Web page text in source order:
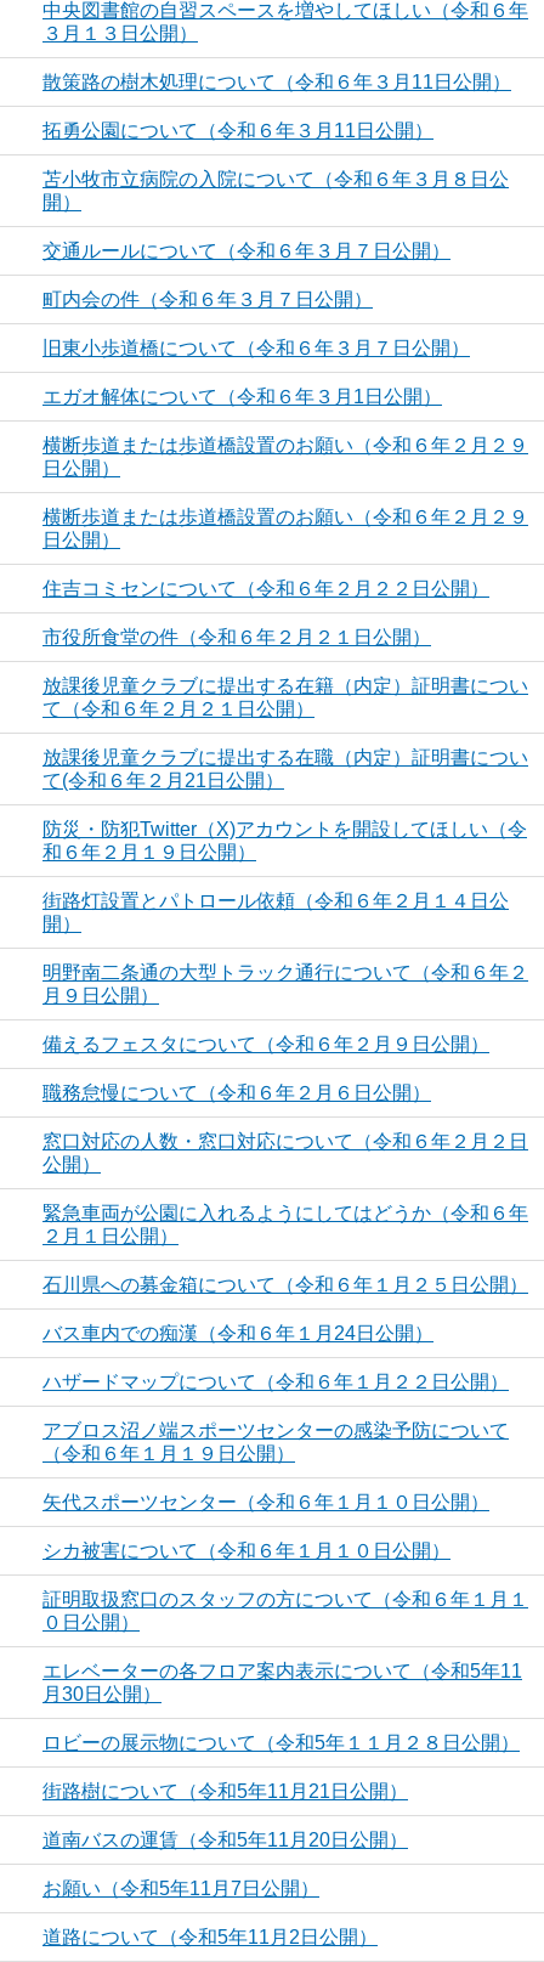
中央図書館の自習スペースを増やしてほしい（令和６年
３月１３日公開）
散策路の樹木処理について（令和６年３月11日公開）
拓勇公園について（令和６年３月11日公開）
苫小牧市立病院の入院について（令和６年３月８日公
開）
交通ルールについて（令和６年３月７日公開）
町内会の件（令和６年３月７日公開）
旧東小歩道橋について（令和６年３月７日公開）
エガオ解体について（令和６年３月1日公開）
横断歩道または歩道橋設置のお願い（令和６年２月２９
日公開）
横断歩道または歩道橋設置のお願い（令和６年２月２９
日公開）
住吉コミセンについて（令和６年２月２２日公開）
市役所食堂の件（令和６年２月２１日公開）
放課後児童クラブに提出する在籍（内定）証明書につい
て（令和６年２月２１日公開）
放課後児童クラブに提出する在職（内定）証明書につい
て(令和６年２月21日公開）
防災・防犯Twitter（X)アカウントを開設してほしい（令
和６年２月１９日公開）
街路灯設置とパトロール依頼（令和６年２月１４日公
開）
明野南二条通の大型トラック通行について（令和６年２
月９日公開）
備えるフェスタについて（令和６年２月９日公開）
職務怠慢について（令和６年２月６日公開）
窓口対応の人数・窓口対応について（令和６年２月２日
公開）
緊急車両が公園に入れるようにしてはどうか（令和６年
２月１日公開）
石川県への募金箱について（令和６年１月２５日公開）
バス車内での痴漢（令和６年１月24日公開）
ハザードマップについて（令和６年１月２２日公開）
アブロス沼ノ端スポーツセンターの感染予防について
（令和６年１月１９日公開）
矢代スポーツセンター（令和６年１月１０日公開）
シカ被害について（令和６年１月１０日公開）
証明取扱窓口のスタッフの方について（令和６年１月１
０日公開）
エレベーターの各フロア案内表示について（令和5年11
月30日公開）
ロビーの展示物について（令和5年１１月２８日公開）
街路樹について（令和5年11月21日公開）
道南バスの運賃（令和5年11月20日公開）
お願い（令和5年11月7日公開）
道路について（令和5年11月2日公開）